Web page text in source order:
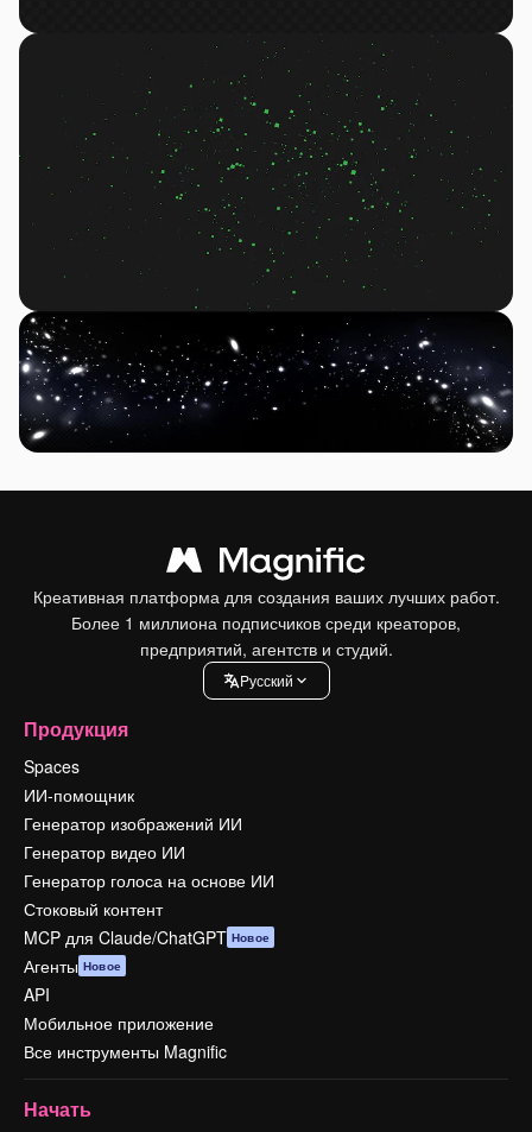
Креативная платформа для создания ваших лучших работ.
Более 1 миллиона подписчиков среди креаторов,
предприятий, агентств и студий.
Pусский
Продукция
Spaces
ИИ-помощник
Генератор изображений ИИ
Генератор видео ИИ
Генератор голоса на основе ИИ
Стоковый контент
MCP для Claude/ChatGPT Новое
Агенты Новое
API
Мобильное приложение
Все инструменты Magnific
Начать